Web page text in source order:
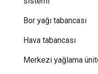
Bor yağı tabancası
Hava tabancası
Merkezi yağlama